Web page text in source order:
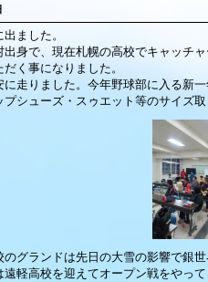
ました。
出身で、現在札幌の高校でキャッチ
く事になりました。
に走りました。今年野球部に入る新
シューズ・スゥエット等のサイズ取
のグランドは先日の大雪の影響で銀
遠軽高校を迎えてオープン戦をやっ